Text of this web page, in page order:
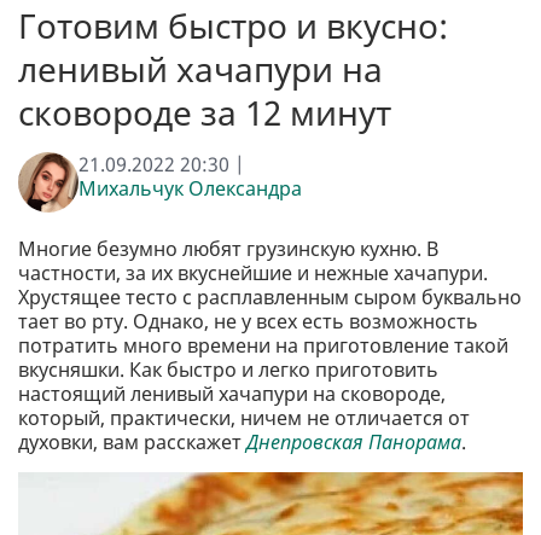
Готовим быстро и вкусно:
ленивый хачапури на
сковороде за 12 минут
21.09.2022 20:30 |
Михальчук Олександра
Многие безумно любят грузинскую кухню. В
частности, за их вкуснейшие и нежные хачапури.
Хрустящее тесто с расплавленным сыром буквально
тает во рту. Однако, не у всех есть возможность
потратить много времени на приготовление такой
вкусняшки. Как быстро и легко приготовить
настоящий ленивый хачапури на сковороде,
который, практически, ничем не отличается от
духовки, вам расскажетДнепровская Панорама.